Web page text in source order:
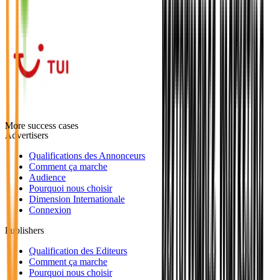
More success cases
Advertisers
Qualifications des Annonceurs
Comment ça marche
Audience
Pourquoi nous choisir
Dimension Internationale
Connexion
Publishers
Qualification des Editeurs
Comment ça marche
Pourquoi nous choisir